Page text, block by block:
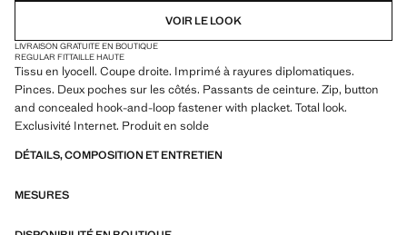
VOIR LE LOOK
LIVRAISON GRATUITE EN BOUTIQUE
REGULAR FITTAILLE HAUTE
Tissu en lyocell. Coupe droite. Imprimé à rayures diplomatiques.
Pinces. Deux poches sur les côtés. Passants de ceinture. Zip, button
and concealed hook-and-loop fastener with placket. Total look.
Exclusivité Internet. Produit en solde
DÉTAILS, COMPOSITION ET ENTRETIEN
MESURES